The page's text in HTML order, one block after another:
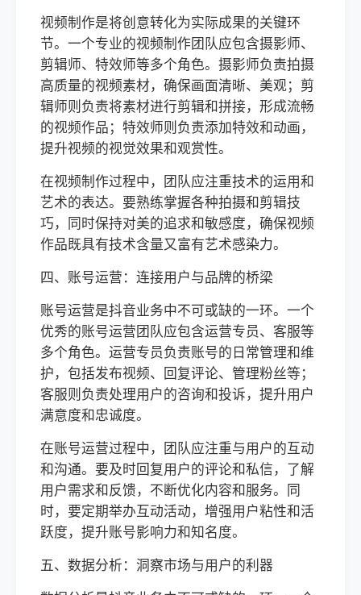
视频制作是将创意转化为实际成果的关键环
节。一个专业的视频制作团队应包含摄影师、
剪辑师、特效师等多个角色。摄影师负责拍摄
高质量的视频素材，确保画面清晰、美观；剪
辑师则负责将素材进行剪辑和拼接，形成流畅
的视频作品；特效师则负责添加特效和动画，
提升视频的视觉效果和观赏性。
在视频制作过程中，团队应注重技术的运用和
艺术的表达。要熟练掌握各种拍摄和剪辑技
巧，同时保持对美的追求和敏感度，确保视频
作品既具有技术含量又富有艺术感染力。
四、账号运营：连接用户与品牌的桥梁
账号运营是抖音业务中不可或缺的一环。一个
优秀的账号运营团队应包含运营专员、客服等
多个角色。运营专员负责账号的日常管理和维
护，包括发布视频、回复评论、管理粉丝等；
客服则负责处理用户的咨询和投诉，提升用户
满意度和忠诚度。
在账号运营过程中，团队应注重与用户的互动
和沟通。要及时回复用户的评论和私信，了解
用户需求和反馈，不断优化内容和服务。同
时，要定期举办互动活动，增强用户粘性和活
跃度，提升账号影响力和知名度。
五、数据分析：洞察市场与用户的利器